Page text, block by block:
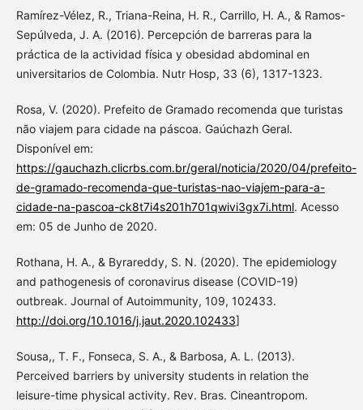
Ramírez-Vélez, R., Triana-Reina, H. R., Carrillo, H. A., & Ramos-
Sepúlveda, J. A. (2016). Percepción de barreras para la
práctica de la actividad física y obesidad abdominal en
universitarios de Colombia. Nutr Hosp, 33 (6), 1317-1323.
Rosa, V. (2020). Prefeito de Gramado recomenda que turistas
não viajem para cidade na páscoa. Gaúchazh Geral.
Disponível em:
https://gauchazh.clicrbs.com.br/geral/noticia/2020/04/prefeito-
de-gramado-recomenda-que-turistas-nao-viajem-para-a-
cidade-na-pascoa-ck8t7i4s201h701qwivi3gx7i.html. Acesso
em: 05 de Junho de 2020.
Rothana, H. A., & Byrareddy, S. N. (2020). The epidemiology
and pathogenesis of coronavirus disease (COVID-19)
outbreak. Journal of Autoimmunity, 109, 102433.
http://doi.org/10.1016/j.jaut.2020.102433]
Sousa,, T. F., Fonseca, S. A., & Barbosa, A. L. (2013).
Perceived barriers by university students in relation the
leisure-time physical activity. Rev. Bras. Cineantropom.